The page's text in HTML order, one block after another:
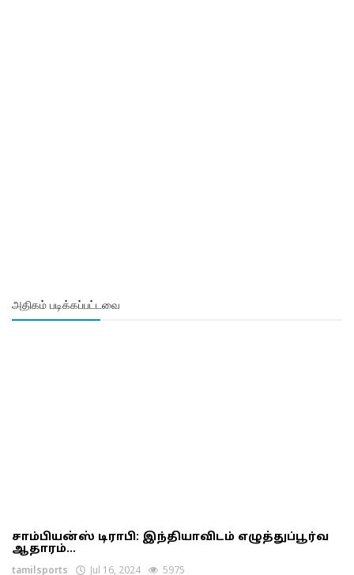
அதிகம் படிக்கப்பட்டவை
சாம்பியன்ஸ் டிராபி: இந்தியாவிடம் எழுத்துப்பூர்வ
ஆதாரம்...
tamilsports Jul 16, 2024 5975